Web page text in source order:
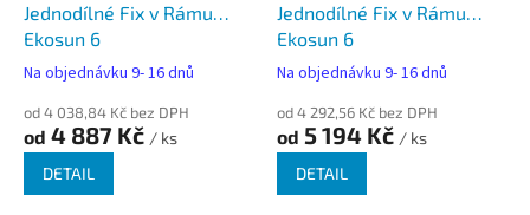
Jednodílné Fix v Rámu
Ekosun 6
Na objednávku 9- 16 dnů
od 4 038,84 Kč bez DPH
od 4 887 Kč / ks
DETAIL
Jednodílné Fix v Rámu
Ekosun 6
Na objednávku 9- 16 dnů
od 4 292,56 Kč bez DPH
od 5 194 Kč / ks
DETAIL